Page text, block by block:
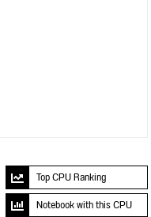
Top CPU Ranking
Notebook with this CPU